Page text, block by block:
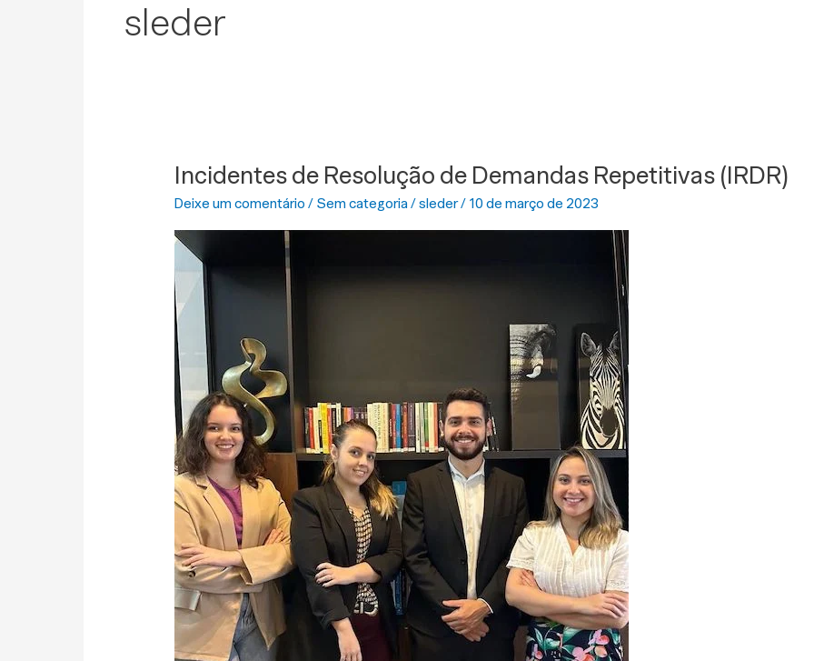
sleder
Incidentes de Resolução de Demandas Repetitivas (IRDR)
Deixe um comentário / Sem categoria /sleder/ 10 de março de 2023
Incidentes
Resolução
de
Demandas
Repetitivas
(IRDR)